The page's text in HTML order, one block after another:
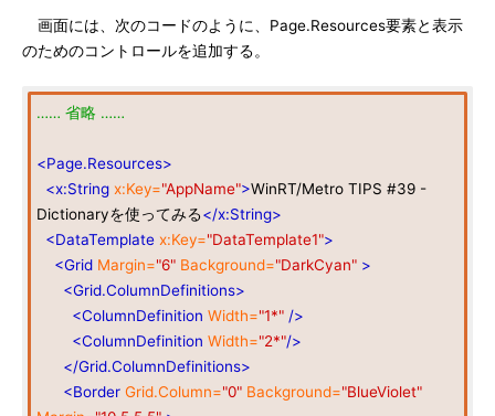
画面には、次のコードのように、Page.Resources要素と表示
のためのコントロールを追加する。
…… 省略 ……
<Page.Resources>
<x:String x:Key="AppName">WinRT/Metro TIPS #39 -
Dictionaryを使ってみる</x:String>
<DataTemplate x:Key="DataTemplate1">
<Grid Margin="6" Background="DarkCyan" >
<Grid.ColumnDefinitions>
<ColumnDefinition Width="1*" />
<ColumnDefinition Width="2*"/>
</Grid.ColumnDefinitions>
<Border Grid.Column="0" Background="BlueViolet"